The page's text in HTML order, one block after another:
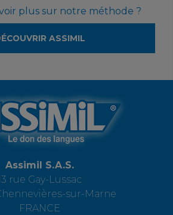
plus sur notre méthode ?
ASSIMIL
Assimil S.A.S.
rue Gay-Lussac
sur-Marne
FRANCE